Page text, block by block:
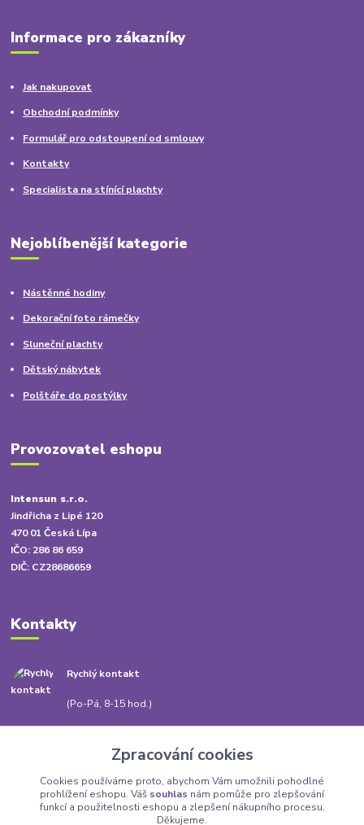
Informace pro zákazníky
Jak nakupovat
Obchodní podmínky
Formulář pro odstoupení od smlouvy
Kontakty
Specialista na stínící plachty
Nejoblíbenější kategorie
Nástěnné hodiny
Dekorační foto rámečky
Sluneční plachty
Dětský nábytek
Polštáře do postýlky
Provozovatel eshopu
Intensun s.r.o.
Jindřicha z Lipé 120
470 01 Česká Lípa
IČO: 286 86 659
DIČ: CZ28686659
Kontakty
Rychlý kontakt
(Po-Pá, 8-15 hod.)
Zpracování cookies
Cookies používáme proto, abychom Vám umožnili pohodlné
prohlížení eshopu. Váš souhlas nám pomůže pro zlepšování
funkcí a použitelnosti eshopu a zlepšení nákupního procesu.
Děkujeme.